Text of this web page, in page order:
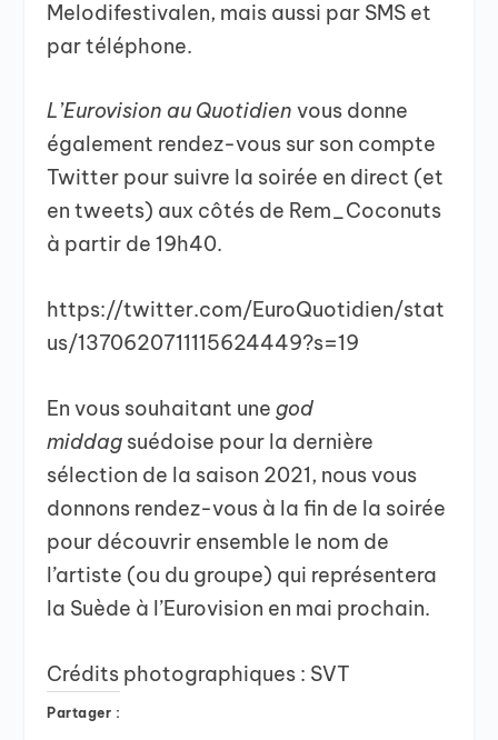
Melodifestivalen, mais aussi par SMS et
par téléphone.
L’Eurovision au Quotidien vous donne
également rendez-vous sur son compte
Twitter pour suivre la soirée en direct (et
en tweets) aux côtés de Rem_Coconuts
à partir de 19h40.
https://twitter.com/EuroQuotidien/stat
us/1370620711115624449?s=19
En vous souhaitant une god
middag suédoise pour la dernière
sélection de la saison 2021, nous vous
donnons rendez-vous à la fin de la soirée
pour découvrir ensemble le nom de
l’artiste (ou du groupe) qui représentera
la Suède à l’Eurovision en mai prochain.
Crédits photographiques : SVT
Partager :